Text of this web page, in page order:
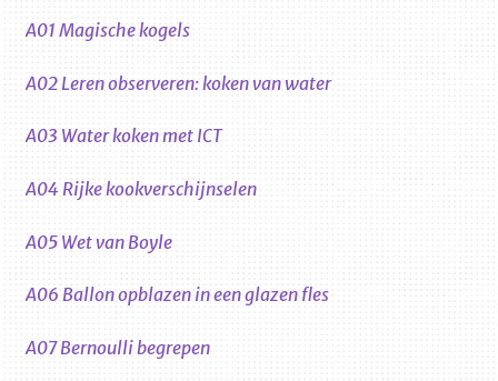
A01 Magische kogels
A02 Leren observeren: koken van water
A03 Water koken met ICT
A04 Rijke kookverschijnselen
A05 Wet van Boyle
A06 Ballon opblazen in een glazen fles
A07 Bernoulli begrepen